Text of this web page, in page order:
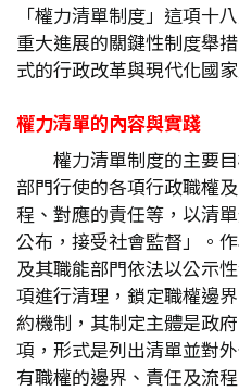
「權力清單制度」這項十
重大進展的關鍵性制度舉
式的行政改革與現代化國
權力清單的內容與實踐
權力清單制度的主要
部門行使的各項行政職權
程、對應的責任等，以清
公布，接受社會監督」。
及其職能部門依法以公示
項進行清理，鎖定職權邊
約機制，其制定主體是政
項，形式是列出清單並對
有職權的邊界、責任及流程